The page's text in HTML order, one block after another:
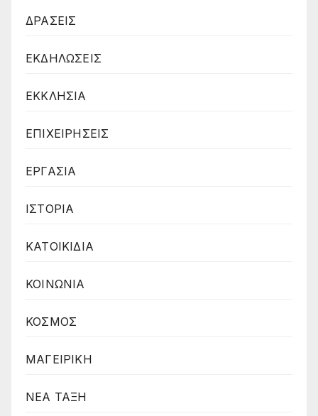
ΔΡΑΣΕΙΣ
ΕΚΔΗΛΩΣΕΙΣ
ΕΚΚΛΗΣΙΑ
ΕΠΙΧΕΙΡΗΣΕΙΣ
ΕΡΓΑΣΙΑ
ΙΣΤΟΡΙΑ
ΚΑΤΟΙΚΙΔΙΑ
ΚΟΙΝΩΝΙΑ
ΚΟΣΜΟΣ
ΜΑΓΕΙΡΙΚΗ
ΝΕΑ ΤΑΞΗ